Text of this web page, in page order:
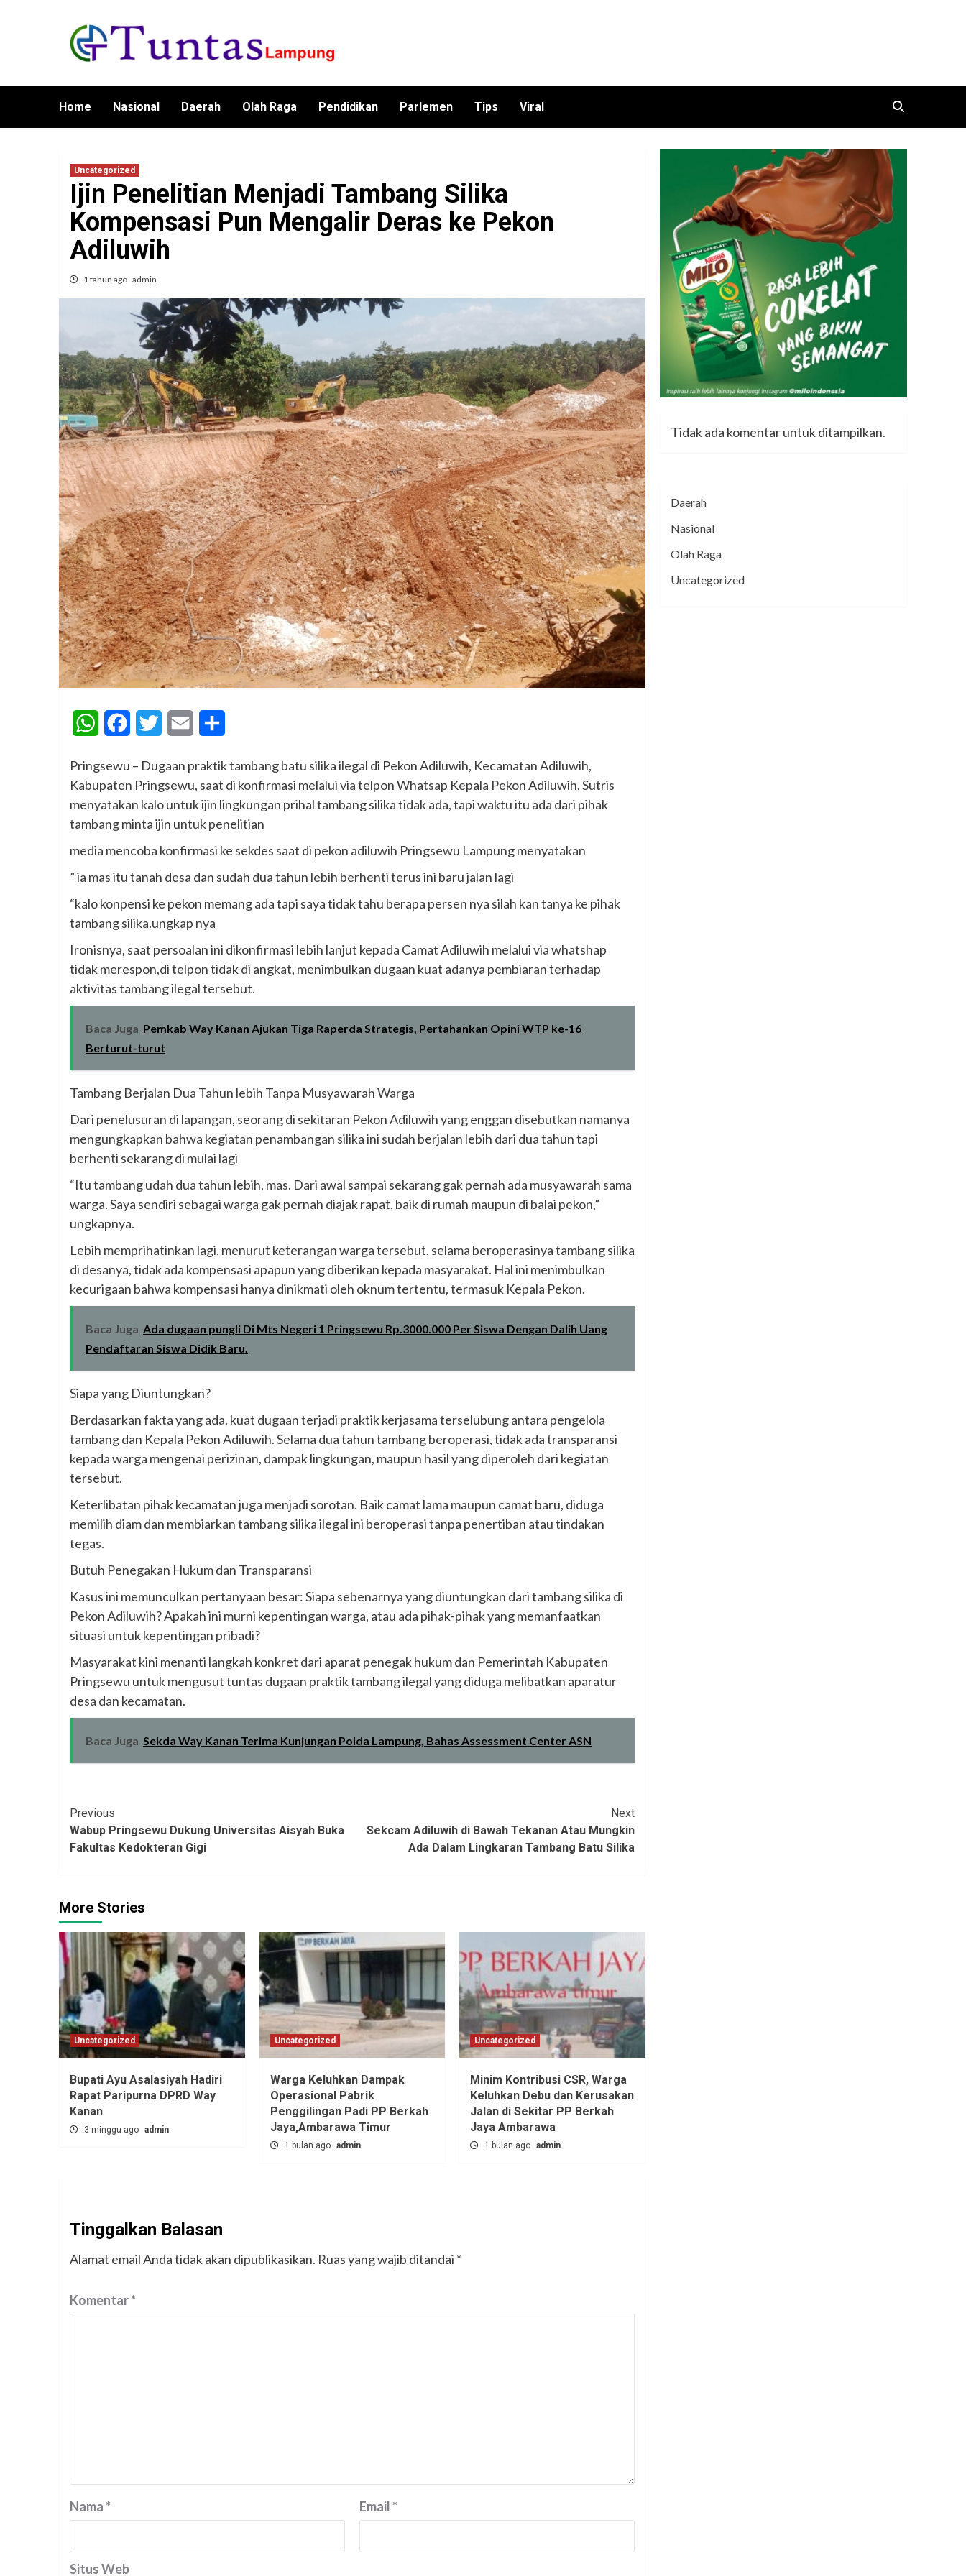
Home Nasional Daerah Olah Raga Pendidikan Parlemen Tips Viral
Uncategorized
Ijin Penelitian Menjadi Tambang Silika
Kompensasi Pun Mengalir Deras ke Pekon
Adiluwih
1 tahun ago admin
WhatsAppFacebookTwitter Email
Pringsewu – Dugaan praktik tambang batu silika ilegal di Pekon Adiluwih, Kecamatan Adiluwih,
Kabupaten Pringsewu, saat di konfirmasi melalui via telpon Whatsap Kepala Pekon Adiluwih, Sutris
menyatakan kalo untuk ijin lingkungan prihal tambang silika tidak ada, tapi waktu itu ada dari pihak
tambang minta ijin untuk penelitian
media mencoba konfirmasi ke sekdes saat di pekon adiluwih Pringsewu Lampung menyatakan
” ia mas itu tanah desa dan sudah dua tahun lebih berhenti terus ini baru jalan lagi
“kalo konpensi ke pekon memang ada tapi saya tidak tahu berapa persen nya silah kan tanya ke pihak
tambang silika.ungkap nya
Ironisnya, saat persoalan ini dikonfirmasi lebih lanjut kepada Camat Adiluwih melalui via whatshap
tidak merespon,di telpon tidak di angkat, menimbulkan dugaan kuat adanya pembiaran terhadap
aktivitas tambang ilegal tersebut.
Baca Juga Pemkab Way Kanan Ajukan Tiga Raperda Strategis, Pertahankan Opini WTP ke-16
Berturut-turut
Tambang Berjalan Dua Tahun lebih Tanpa Musyawarah Warga
Dari penelusuran di lapangan, seorang di sekitaran Pekon Adiluwih yang enggan disebutkan namanya
mengungkapkan bahwa kegiatan penambangan silika ini sudah berjalan lebih dari dua tahun tapi
berhenti sekarang di mulai lagi
“Itu tambang udah dua tahun lebih, mas. Dari awal sampai sekarang gak pernah ada musyawarah sama
warga. Saya sendiri sebagai warga gak pernah diajak rapat, baik di rumah maupun di balai pekon,”
ungkapnya.
Lebih memprihatinkan lagi, menurut keterangan warga tersebut, selama beroperasinya tambang silika
di desanya, tidak ada kompensasi apapun yang diberikan kepada masyarakat. Hal ini menimbulkan
kecurigaan bahwa kompensasi hanya dinikmati oleh oknum tertentu, termasuk Kepala Pekon.
Baca Juga Ada dugaan pungli Di Mts Negeri 1 Pringsewu Rp.3000.000 Per Siswa Dengan Dalih Uang
Pendaftaran Siswa Didik Baru.
Siapa yang Diuntungkan?
Berdasarkan fakta yang ada, kuat dugaan terjadi praktik kerjasama terselubung antara pengelola
tambang dan Kepala Pekon Adiluwih. Selama dua tahun tambang beroperasi, tidak ada transparansi
kepada warga mengenai perizinan, dampak lingkungan, maupun hasil yang diperoleh dari kegiatan
tersebut.
Keterlibatan pihak kecamatan juga menjadi sorotan. Baik camat lama maupun camat baru, diduga
memilih diam dan membiarkan tambang silika ilegal ini beroperasi tanpa penertiban atau tindakan
tegas.
Butuh Penegakan Hukum dan Transparansi
Kasus ini memunculkan pertanyaan besar: Siapa sebenarnya yang diuntungkan dari tambang silika di
Pekon Adiluwih? Apakah ini murni kepentingan warga, atau ada pihak-pihak yang memanfaatkan
situasi untuk kepentingan pribadi?
Masyarakat kini menanti langkah konkret dari aparat penegak hukum dan Pemerintah Kabupaten
Pringsewu untuk mengusut tuntas dugaan praktik tambang ilegal yang diduga melibatkan aparatur
desa dan kecamatan.
Baca Juga Sekda Way Kanan Terima Kunjungan Polda Lampung, Bahas Assessment Center ASN
Continue
Reading
Previous
Wabup Pringsewu Dukung Universitas Aisyah Buka
Fakultas Kedokteran Gigi
Next
Sekcam Adiluwih di Bawah Tekanan Atau Mungkin
Ada Dalam Lingkaran Tambang Batu Silika
More Stories
Uncategorized
Bupati Ayu Asalasiyah Hadiri
Rapat Paripurna DPRD Way
Kanan
3 minggu ago admin
Uncategorized
Warga Keluhkan Dampak
Operasional Pabrik
Penggilingan Padi PP Berkah
Jaya,‎Ambarawa Timur
1 bulan ago admin
Uncategorized
Minim Kontribusi CSR, Warga
Keluhkan Debu dan Kerusakan
Jalan di Sekitar PP Berkah
Jaya Ambarawa‎
1 bulan ago admin
Tinggalkan Balasan
Alamat email Anda tidak akan dipublikasikan. Ruas yang wajib ditandai *
Komentar*
Nama* Email*
Situs Web
Tidak ada komentar untuk ditampilkan.
Daerah
Nasional
Olah Raga
Uncategorized